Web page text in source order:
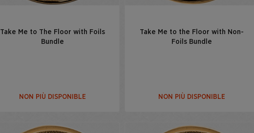
Take Me to The Floor with Foils
Bundle
NON PIÙ DISPONIBLE
Take Me to the Floor with Non-
Foils Bundle
NON PIÙ DISPONIBLE